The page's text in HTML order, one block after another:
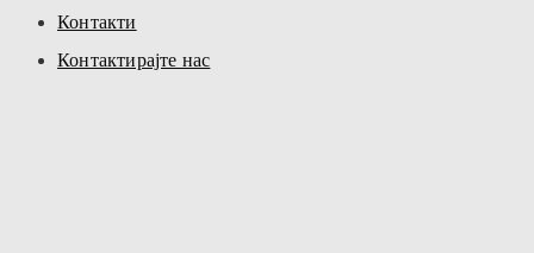
Контакти
Контактирајте нас